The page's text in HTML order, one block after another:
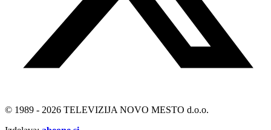
© 1989 - 2026 TELEVIZIJA NOVO MESTO d.o.o.